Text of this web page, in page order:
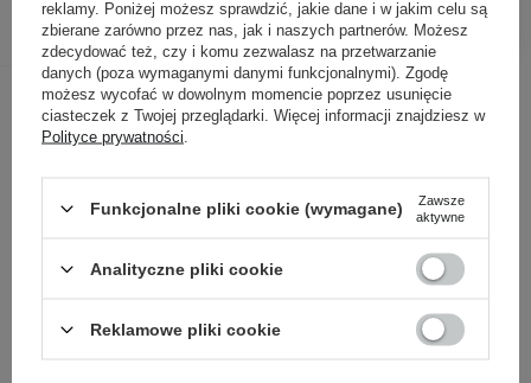
Inni klienci sprawdzali również
reklamy. Poniżej możesz sprawdzić, jakie dane i w jakim celu są
zbierane zarówno przez nas, jak i naszych partnerów. Możesz
zdecydować też, czy i komu zezwalasz na przetwarzanie
danych (poza wymaganymi danymi funkcjonalnymi). Zgodę
możesz wycofać w dowolnym momencie poprzez usunięcie
ciasteczek z Twojej przeglądarki. Więcej informacji znajdziesz w
Polityce prywatności
Funkcjonalne pliki cookie (wymagane)
Zawsze
aktywne
Analityczne pliki cookie
Reklamowe pliki cookie